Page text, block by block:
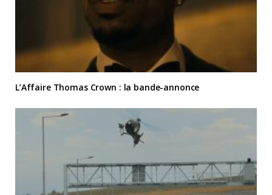
L’Affaire Thomas Crown : la bande-annonce